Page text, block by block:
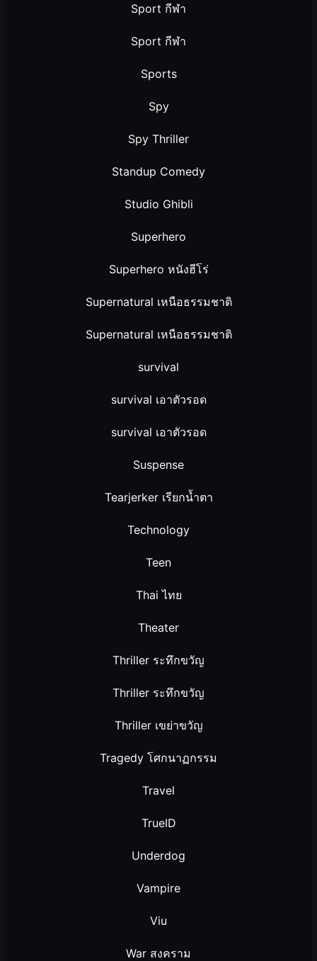
Sport กีฬา
Sport กีฬา
Sports
Spy
Spy Thriller
Standup Comedy
Studio Ghibli
Superhero
Superhero หนังฮีโร่
Supernatural เหนือธรรมชาติ
Supernatural เหนือธรรมชาติ
survival
survival เอาตัวรอด
survival เอาตัวรอด
Suspense
Tearjerker เรียกน้ำตา
Technology
Teen
Thai ไทย
Theater
Thriller ระทึกขวัญ
Thriller ระทึกขวัญ
Thriller เขย่าขวัญ
Tragedy โศกนาฏกรรม
Travel
TrueID
Underdog
Vampire
Viu
War สงคราม